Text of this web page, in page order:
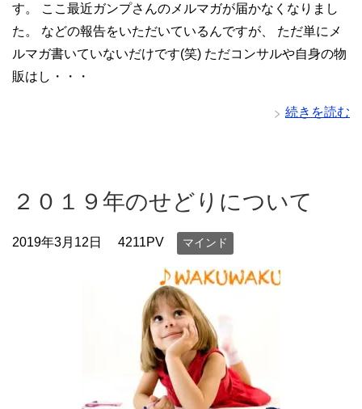
す。 ここ最近ガンプさんのメルマガが届かなくなりまし
た。 などの報告をいただいているんですが、 ただ単にメ
ルマガ書いていないだけです(笑) ただコンサルや自身の物
販はし・・・
続きを読む
２０１９年のせどりについて
2019年3月12日 4211PV マインド